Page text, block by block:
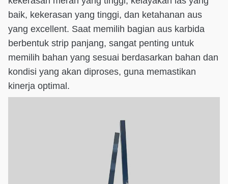
baik, kekerasan yang tinggi, dan ketahanan aus
yang excellent. Saat memilih bagian aus karbida
berbentuk strip panjang, sangat penting untuk
memilih bahan yang sesuai berdasarkan bahan dan
kondisi yang akan diproses, guna memastikan
kinerja optimal.